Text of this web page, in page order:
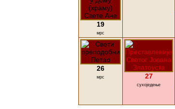
19
мрс
26
мрс 27
сухоједење